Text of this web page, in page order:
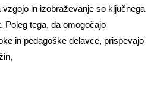
in izobraževanje so ključnega
Poleg tega, da omogočajo
in pedagoške delavce, prispevajo